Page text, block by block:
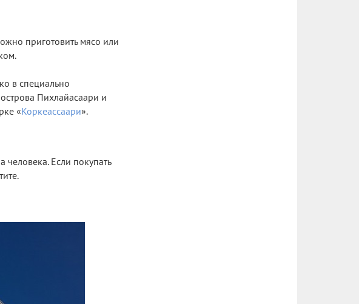
приготовить мясо или
в специально
Пихлайасаари и
«Коркеассаари».
Если покупать